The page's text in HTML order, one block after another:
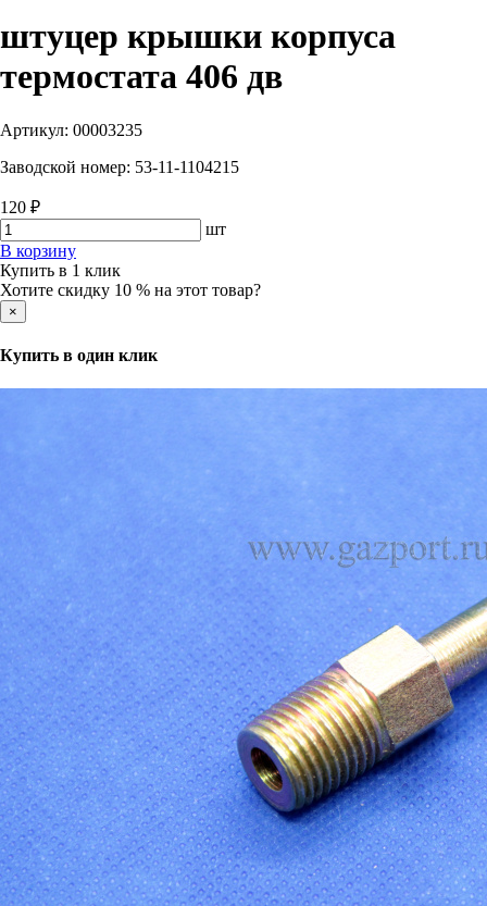
штуцер крышки корпуса
термостата 406 дв
Артикул: 00003235
Заводской номер: 53-11-1104215
120 ₽
шт
В корзину
Купить в 1 клик
Хотите скидку 10 % на этот товар?
×
Купить в один клик